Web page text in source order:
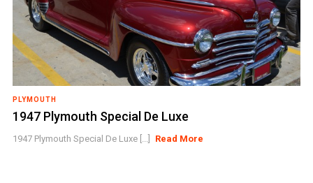
PLYMOUTH
1947 Plymouth Special De Luxe
1947 Plymouth Special De Luxe [...] Read More